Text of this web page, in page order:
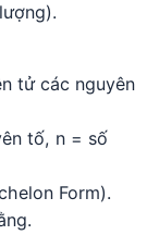
tử các nguyên
tố, n = số
Form).